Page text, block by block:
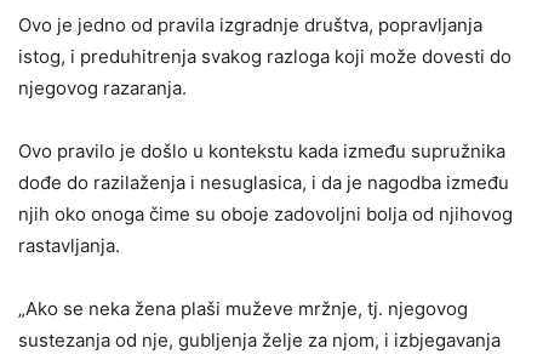
Ovo je jedno od pravila izgradnje društva, popravljanja
istog, i preduhitrenja svakog razloga koji može dovesti do
njegovog razaranja.
Ovo pravilo je došlo u kontekstu kada između supružnika
dođe do razilaženja i nesuglasica, i da je nagodba između
njih oko onoga čime su oboje zadovoljni bolja od njihovog
rastavljanja.
„Ako se neka žena plaši muževe mržnje, tj. njegovog
sustezanja od nje, gubljenja želje za njom, i izbjegavanja